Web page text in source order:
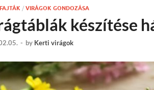
/ VIRÁGOK GONDOZÁSA
készítése
- by Kerti virágok